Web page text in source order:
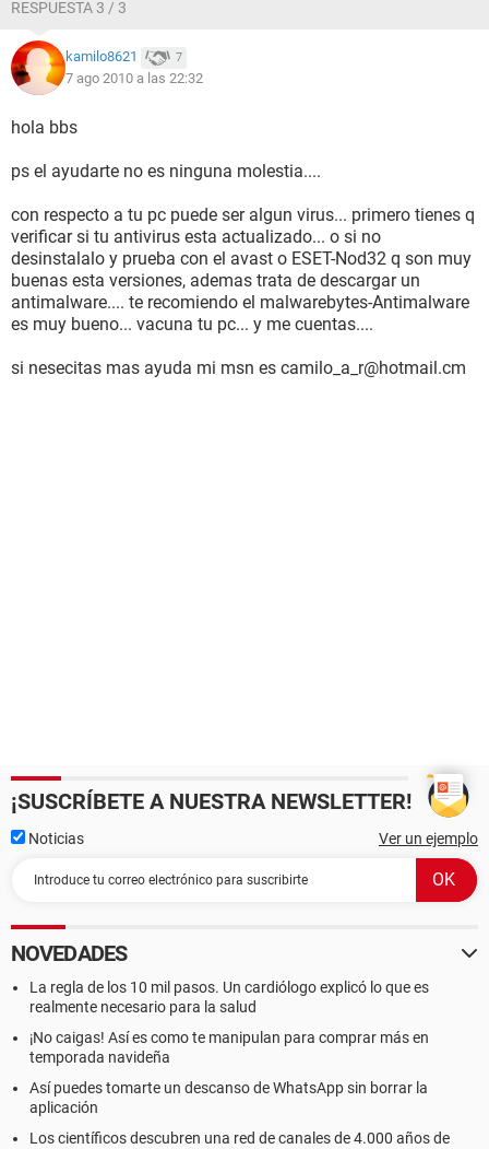
RESPUESTA 3 / 3
kamilo8621 7
7 ago 2010 a las 22:32
hola bbs
ps el ayudarte no es ninguna molestia....
con respecto a tu pc puede ser algun virus... primero tienes q
verificar si tu antivirus esta actualizado... o si no
desinstalalo y prueba con el avast o ESET-Nod32 q son muy
buenas esta versiones, ademas trata de descargar un
antimalware.... te recomiendo el malwarebytes-Antimalware
es muy bueno... vacuna tu pc... y me cuentas....
si nesecitas mas ayuda mi msn es camilo_a_r@hotmail.cm
¡SUSCRÍBETE A NUESTRA NEWSLETTER!
Noticias Ver un ejemplo
NOVEDADES
La regla de los 10 mil pasos. Un cardiólogo explicó lo que es
realmente necesario para la salud
¡No caigas! Así es como te manipulan para comprar más en
temporada navideña
Así puedes tomarte un descanso de WhatsApp sin borrar la
aplicación
Los científicos descubren una red de canales de 4.000 años de